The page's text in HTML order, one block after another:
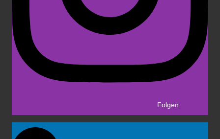
Folgen